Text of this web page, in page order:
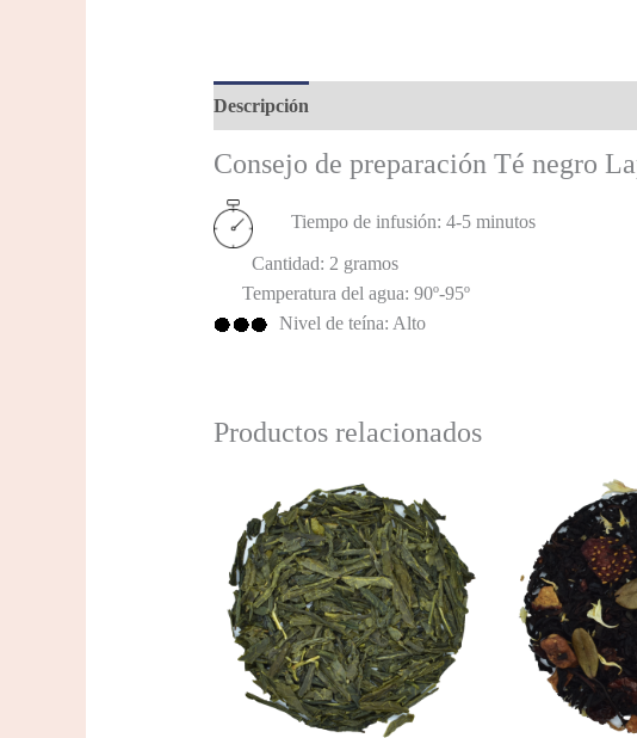
Descripción
Consejo de preparación Té negro
Tiempo de infusión: 4-5 minutos
Cantidad: 2 gramos
Temperatura del agua: 90º-95º
Nivel de teína: Alto
Productos relacionados